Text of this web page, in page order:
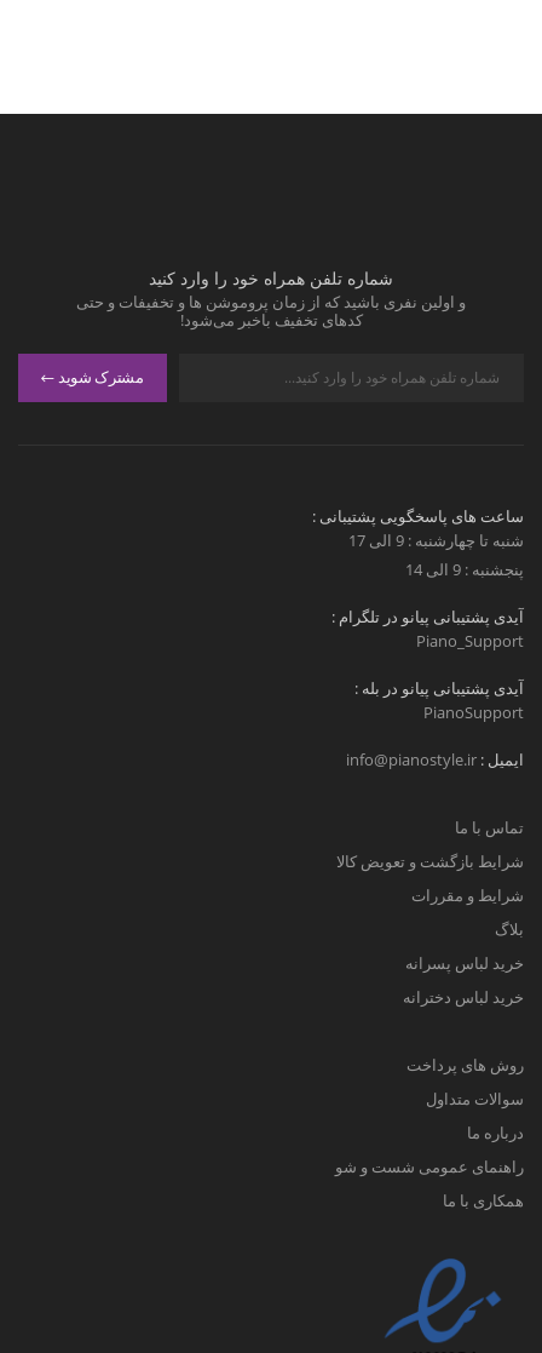
شماره تلفن همراه خود را وارد کنید
و اولین نفری باشید که از زمان پروموشن ها و تخفیفات و حتی
کدهای تخفیف باخبر می‌شود!
مشترک شوید
ساعت های پاسخگویی پشتیبانی :
شنبه تا چهارشنبه : 9 الی 17
پنجشنبه : 9 الی 14
آیدی پشتیبانی پیانو در تلگرام :
Piano_Support
آیدی پشتیبانی پیانو در بله :
PianoSupport
ایمیل : info@pianostyle.ir
تماس با ما
شرایط بازگشت و تعویض کالا
شرایط و مقررات
بلاگ
خرید لباس پسرانه
خرید لباس دخترانه
روش های پرداخت
سوالات متداول
درباره ما
راهنمای عمومی شست و شو
همکاری با ما